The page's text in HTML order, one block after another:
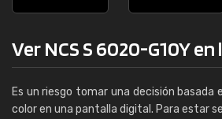
Ver NCS S 6020-G10Y en
Es un riesgo tomar una decisión basada
color en una pantalla digital. Para estar